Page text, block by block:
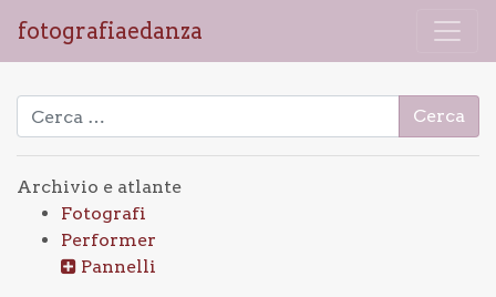
fotografiaedanza
Ricerca per:
Archivio e atlante
Fotografi
Performer
Pannelli